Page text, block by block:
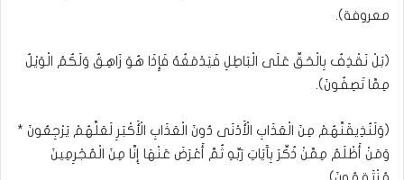
معروفة).
(بَلْ نَقْذِفُ بِالْحَقِّ عَلَى الْبَاطِلِ فَيَدْمَغُهُ فَإِذَا هُوَ زَاهِقٌ وَلَكُمُ الْوَيْلُ
مِمَّا تَصِفُونَ).
(وَلَنُذِيقَنَّهُمْ مِنَ الْعَذَابِ الْأَدْنَى دُونَ الْعَذَابِ الْأَكْبَرِ لَعَلَّهُمْ يَرْجِعُونَ *
وَمَنْ أَظْلَمُ مِمَّنْ ذُكِّرَ بِآَيَاتِ رَبِّهِ ثُمَّ أَعْرَضَ عَنْهَا إِنَّا مِنَ الْمُجْرِمِينَ
مُنْتَقِمُونَ).